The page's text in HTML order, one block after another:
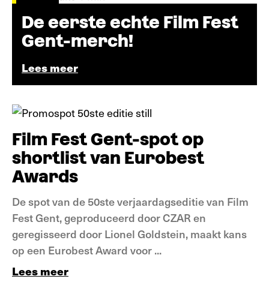
De eerste echte Film Fest
Gent-merch!
Lees meer
Film Fest Gent-spot op
shortlist van Eurobest
Awards
De spot van de 50ste verjaardagseditie van Film
Fest Gent, geproduceerd door CZAR en
geregisseerd door Lionel Goldstein, maakt kans
op een Eurobest Award voor ...
Lees meer